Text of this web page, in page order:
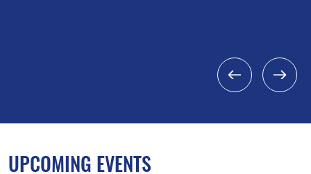
UPCOMING EVENTS